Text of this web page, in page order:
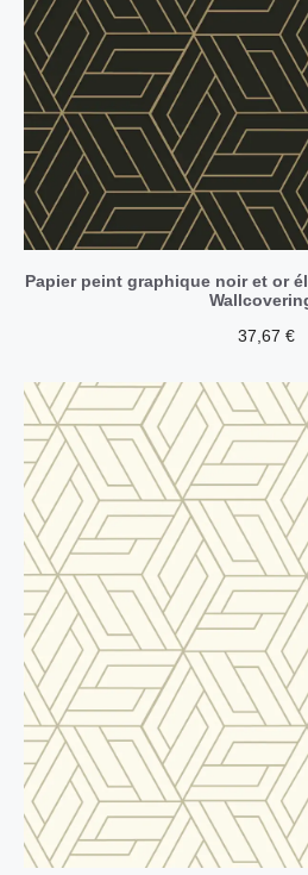
Papier peint graphique noir et or
37,67 €